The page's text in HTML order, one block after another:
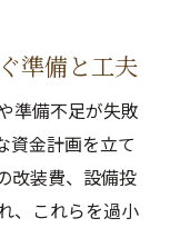
準備と工夫
準備不足が失敗
資金計画を立て
改装費、設備投
、これらを過小